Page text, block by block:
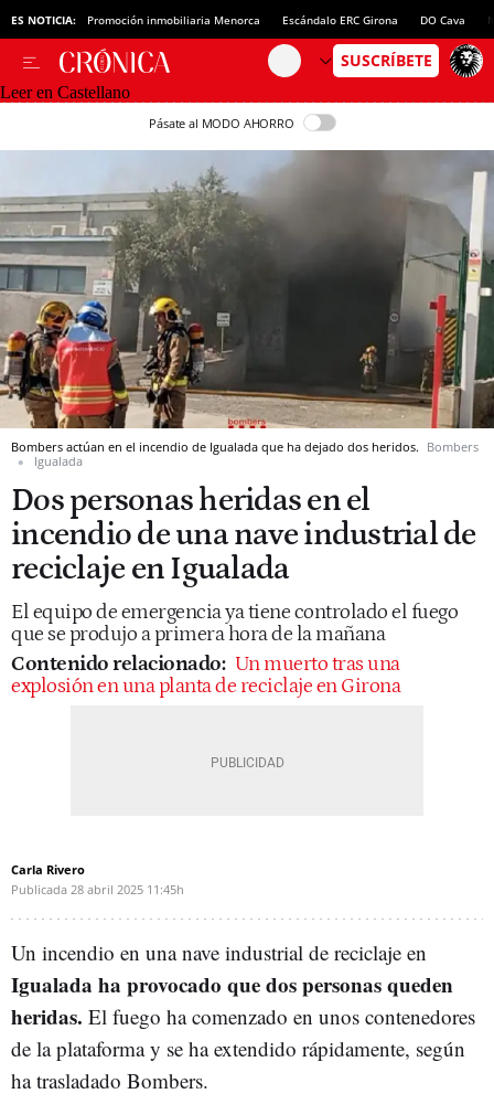
ES NOTICIA: Promoción inmobiliaria Menorca Escándalo ERC Girona DO Cava
Leer en Castellano
Pásate al MODO AHORRO
Bombers actúan en el incendio de Igualada que ha dejado dos heridos. Bombers
Igualada
Dos personas heridas en el
incendio de una nave industrial de
reciclaje en Igualada
El equipo de emergencia ya tiene controlado el fuego
que se produjo a primera hora de la mañana
Contenido relacionado: Un muerto tras una
explosión en una planta de reciclaje en Girona
Carla Rivero
Publicada 28 abril 2025 11:45h
Un incendio en una nave industrial de reciclaje en
Igualada ha provocado que dos personas queden
heridas. El fuego ha comenzado en unos contenedores
de la plataforma y se ha extendido rápidamente, según
ha trasladado Bombers.